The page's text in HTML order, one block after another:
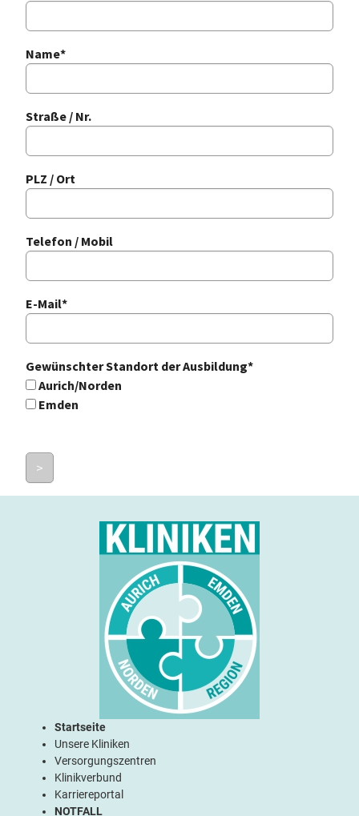
Name*
Straße / Nr.
PLZ / Ort
Telefon / Mobil
E-Mail*
Gewünschter Standort der Ausbildung*
Aurich/Norden
Emden
>
Startseite
Unsere Kliniken
Versorgungszentren
Klinikverbund
Karriereportal
NOTFALL